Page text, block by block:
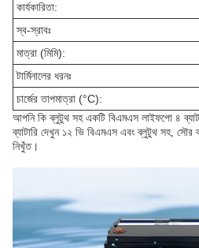
কার্যকারিতা:
স্ব-স্রাবঃ
মাত্রা (মিমি):
টার্মিনালের ধরনঃ
চার্জের তাপমাত্রা (°C):
আপনি কি ব্লুটুথ সহ একটি বিএমএস লাইফপো ৪
ব্যাটারি দেখুন ১২ ভি বিএমএস এবং ব্লুটুথ সহ, সৌর
নিখুঁত।